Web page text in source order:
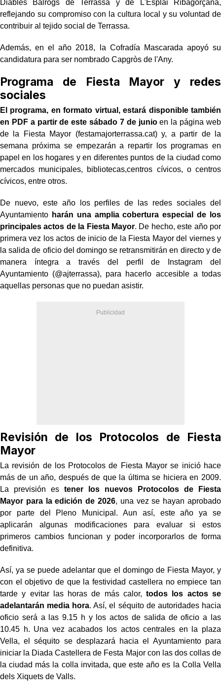
Diables Balrogs de Terrassa y de L'Esplai Ribagorçana,
reflejando su compromiso con la cultura local y su voluntad de
contribuir al tejido social de Terrassa.
Además, en el año 2018, la Cofradía Mascarada apoyó su
candidatura para ser nombrado Capgròs de l'Any.
Programa de Fiesta Mayor y redes
sociales
El programa, en formato virtual, estará disponible también
en PDF a partir de estesábado 7 de junioen la página web
de la Fiesta Mayor (festamajorterrassa.cat) y, a partir de la
semana próxima se empezarán a repartir los programas en
papel en los hogares y en diferentes puntos de la ciudad como
mercados municipales, bibliotecas,centros cívicos, o centros
cívicos, entre otros.
De nuevo, este año los perfiles de las redes sociales del
Ayuntamiento harán una amplia cobertura especial de los
principales actos de la Fiesta Mayor. De hecho, este año por
primera vez los actos de inicio de la Fiesta Mayor del viernes y
la salida de oficio del domingo se retransmitirán en directo y de
manera íntegra a través del perfil
de Instagram del
Ayuntamiento (@ajterrassa), para hacerlo accesible a todas
aquellas personas que no puedan asistir.
Revisión de los Protocolos de Fiesta
Mayor
La revisión de los Protocolos de Fiesta Mayor se inició hace
más de un año, después de que la última se hiciera en 2009.
La previsión es tener los nuevos Protocolos de Fiesta
Mayor para la edición de 2026, una vez se hayan aprobado
por parte del Pleno Municipal. Aun así, este año ya se
aplicarán algunas modificaciones para evaluar si estos
primeros cambios funcionan y poder incorporarlos de forma
definitiva.
Así, ya se puede adelantar que el domingo de Fiesta Mayor, y
con el objetivo de que la festividad castellera no empiece tan
tarde y evitar las horas de más calor,todos los actos se
adelantarán media hora. Así, el séquito de autoridades hacia
oficio será a las 9.15 h y los actos de salida de oficio a las
10.45 h. Una vez acabados los actos centrales en la plaza
Vella, el séquito se desplazará hacia el Ayuntamiento para
iniciar la Diada Castellera de Festa Major con las dos collas de
la ciudad más la colla invitada, que este año es la Colla Vella
dels Xiquets de Valls.